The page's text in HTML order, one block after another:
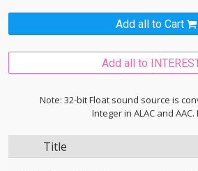
Add all to Cart
Add all to
Note: 32-bit Float sound source is
Integer in ALAC and
Title